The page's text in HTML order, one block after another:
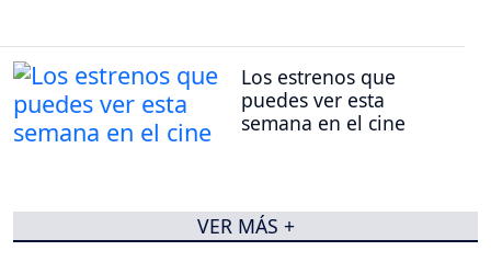
Los estrenos que
puedes ver esta
semana en el cine
VER MÁS +